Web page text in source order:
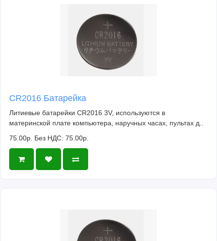
CR2016 Батарейка
Литиевые батарейки CR2016 3V, используются в
материнской плате компьютера, наручных часах, пультах д..
75.00р. Без НДС: 75.00р.